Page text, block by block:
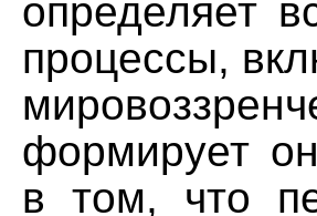
определяет
процессы,
формирует
в том, что